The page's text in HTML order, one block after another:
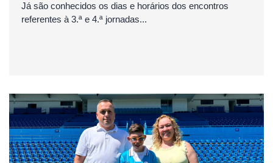
Já são conhecidos os dias e horários dos encontros
referentes à 3.ª e 4.ª jornadas...